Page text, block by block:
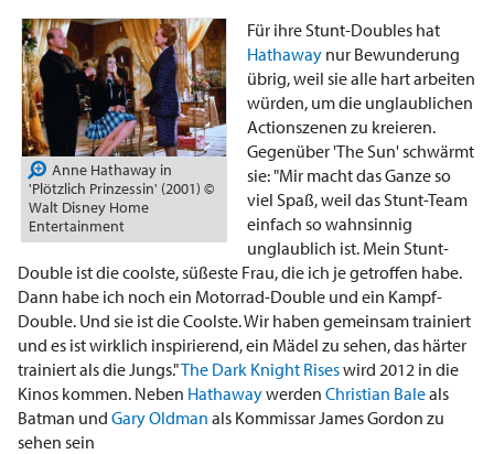
Anne Hathaway in
'Plötzlich Prinzessin' (2001) ©
Walt Disney Home
Entertainment
Für ihre Stunt-Doubles hat
Hathaway nur Bewunderung
übrig, weil sie alle hart arbeiten
würden, um die unglaublichen
Actionszenen zu kreieren.
Gegenüber 'The Sun' schwärmt
sie: "Mir macht das Ganze so
viel Spaß, weil das Stunt-Team
einfach so wahnsinnig
unglaublich ist. Mein Stunt-
Double ist die coolste, süßeste Frau, die ich je getroffen habe.
Dann habe ich noch ein Motorrad-Double und ein Kampf-
Double. Und sie ist die Coolste. Wir haben gemeinsam trainiert
und es ist wirklich inspirierend, ein Mädel zu sehen, das härter
trainiert als die Jungs."The Dark Knight Riseswird 2012 in die
Kinos kommen. Neben Hathawaywerden Christian Baleals
Batman und Gary Oldman als Kommissar James Gordon zu
sehen sein